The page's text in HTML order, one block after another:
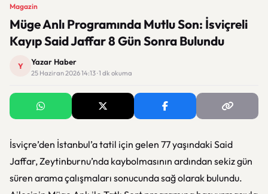
Magazin
Müge Anlı Programında Mutlu Son: İsviçreli
Kayıp Said Jaffar 8 Gün Sonra Bulundu
Y Yazar Haber
25 Haziran 2026 14:13 · 1 dk okuma
İsviçre’den İstanbul’a tatil için gelen 77 yaşındaki Said
Jaffar, Zeytinburnu’nda kaybolmasının ardından sekiz gün
süren arama çalışmaları sonucunda sağ olarak bulundu.